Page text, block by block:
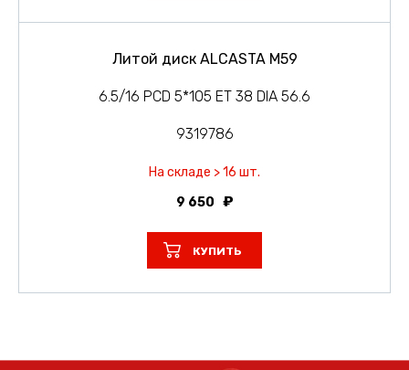
Литой диск ALCASTA M59
6.5/16 PCD 5*105 ET 38 DIA 56.6
9319786
На складе > 16 шт.
9 650
КУПИТЬ